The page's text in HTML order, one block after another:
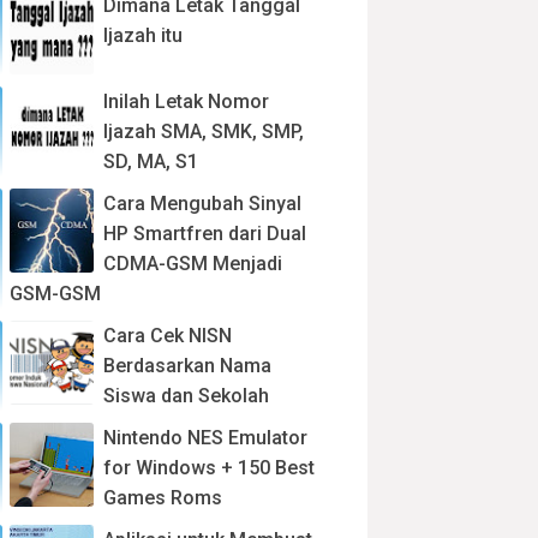
Dimana Letak Tanggal
Ijazah itu
Inilah Letak Nomor
Ijazah SMA, SMK, SMP,
SD, MA, S1
Cara Mengubah Sinyal
HP Smartfren dari Dual
CDMA-GSM Menjadi
GSM-GSM
Cara Cek NISN
Berdasarkan Nama
Siswa dan Sekolah
Nintendo NES Emulator
for Windows + 150 Best
Games Roms